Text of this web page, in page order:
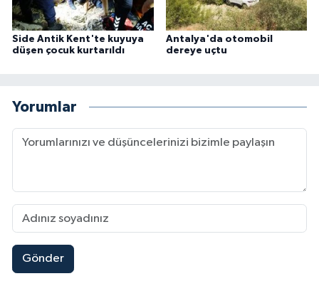
Side Antik Kent'te kuyuya
düşen çocuk kurtarıldı
Antalya'da otomobil
dereye uçtu
Yorumlar
Gönder